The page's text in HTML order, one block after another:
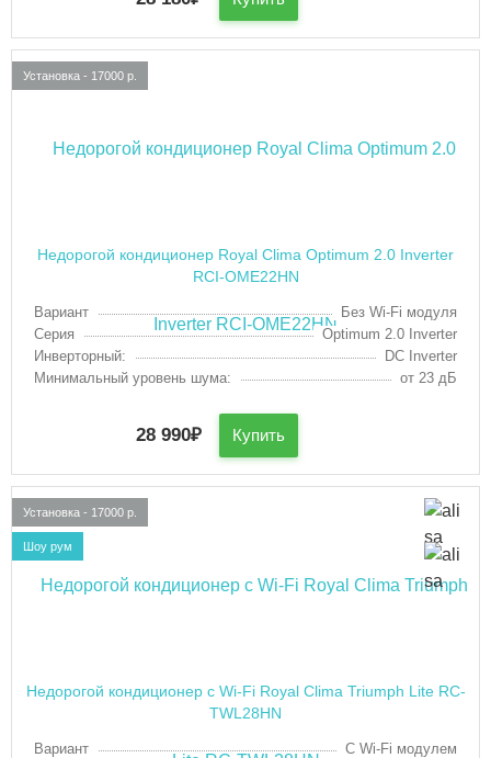
Недорогой кондиционер Royal Clima Optimum 2.0 Inverter
RCI-OME22HN
Вариант
Без Wi-Fi модуля
Серия
Optimum 2.0 Inverter
Инверторный:
DC Inverter
Минимальный уровень шума:
от 23 дБ
28 990₽ Купить
Установка - 17000 р.
Недорогой кондиционер с Wi-Fi Royal Clima Triumph Lite RC-
TWL28HN
Вариант
С Wi-Fi модулем
Установка - 17000 р.
Шоу рум